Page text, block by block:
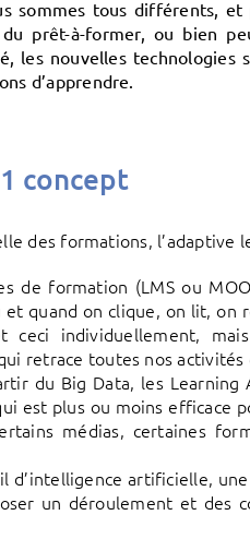
sommes tous différents,
prêt-à-former, ou bien
les nouvelles technologies
d’apprendre.
concept
des formations, l’adaptive
de formation (LMS ou
quand on clique, on lit,
ceci individuellement,
retrace toutes nos
du Big Data, les Learning
est plus ou moins efficace
médias, certaines
d’intelligence artificielle,
un déroulement et des